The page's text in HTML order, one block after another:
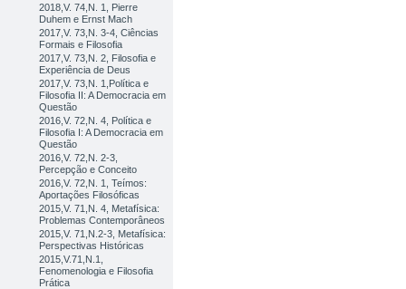
2018,V. 74,N. 1, Pierre
Duhem e Ernst Mach
2017,V. 73,N. 3-4, Ciências
Formais e Filosofia
2017,V. 73,N. 2, Filosofia e
Experiência de Deus
2017,V. 73,N. 1,Política e
Filosofia II: A Democracia em
Questão
2016,V. 72,N. 4, Política e
Filosofia I: A Democracia em
Questão
2016,V. 72,N. 2-3,
Percepção e Conceito
2016,V. 72,N. 1, Teímos:
Aportações Filosóficas
2015,V. 71,N. 4, Metafísica:
Problemas Contemporâneos
2015,V. 71,N.2-3, Metafísica:
Perspectivas Históricas
2015,V.71,N.1,
Fenomenologia e Filosofia
Prática